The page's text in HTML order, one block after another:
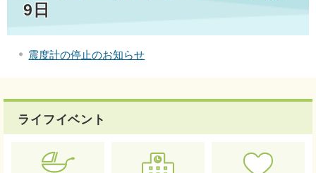
9日
震度計の停止のお知らせ
ライフイベント